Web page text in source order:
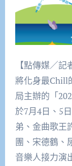
【點傳媒／
將化身最Chill
局主辦的「
於7月4日、5
弟、金曲歌王
團、宋德鶴、
音樂人接力演